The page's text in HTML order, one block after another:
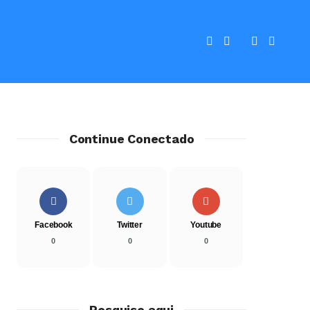
Continue Conectado
Facebook
0
Twitter
0
Youtube
0